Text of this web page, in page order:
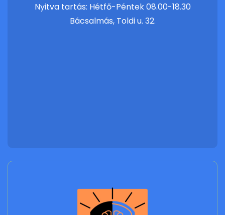
Nyitva tartás: Hétfő-Péntek 08.00-18.30
Bácsalmás, Toldi u. 32.